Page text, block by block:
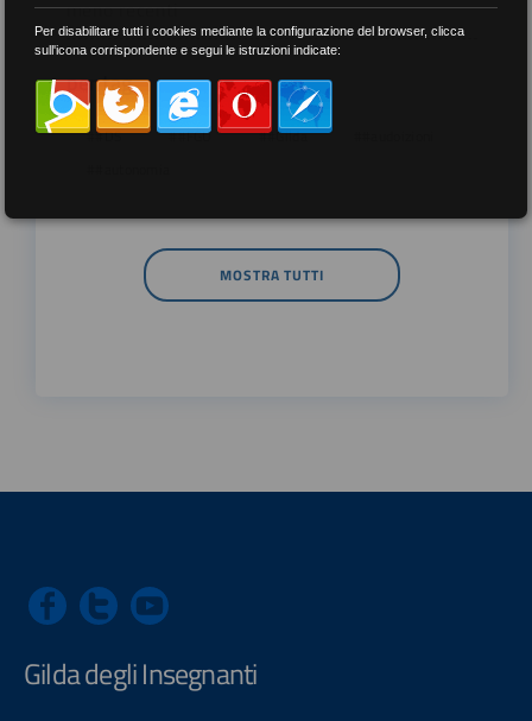
meno recenti
per tag
##DS ##FGU ##Gilda
MOSTRA TUTTI
Gilda degli Insegnanti
Per disabilitare tutti i cookies mediante la configurazione del browser, clicca
sull'icona corrispondente e segui le istruzioni indicate: